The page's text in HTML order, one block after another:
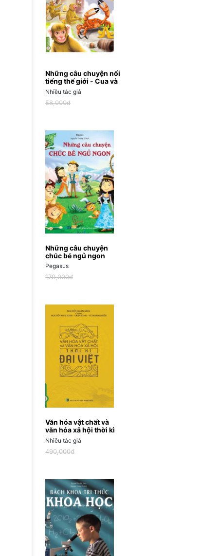
Những câu chuyện nổi
tiếng thế giới - Cua và
những người bạn
Nhiều tác giả
58,000đ
Những câu chuyện
chúc bé ngủ ngon
Pegasus
179,000đ
Văn hóa vật chất và
văn hóa xã hội thời kì
Đại Việt
Nhiều tác giả
490,000đ